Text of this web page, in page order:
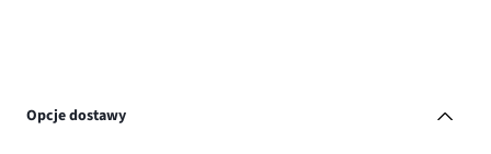
Opcje dostawy